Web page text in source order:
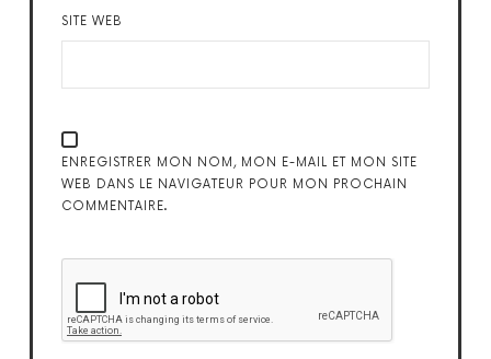
SITE WEB
ENREGISTRER MON NOM, MON E-MAIL ET MON SITE
WEB DANS LE NAVIGATEUR POUR MON PROCHAIN
COMMENTAIRE.